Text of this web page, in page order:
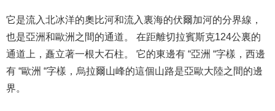
它是流入北冰洋的奧比河和流入裏海的伏爾加河的分界線，
也是亞洲和歐洲之間的通道。 在距離切拉賓斯克124公裏的
通道上，矗立著一根大石柱。 它的東邊有 “亞洲 “字樣，西邊
有 “歐洲 “字樣，烏拉爾山峰的這個山路是亞歐大陸之間的邊
界。